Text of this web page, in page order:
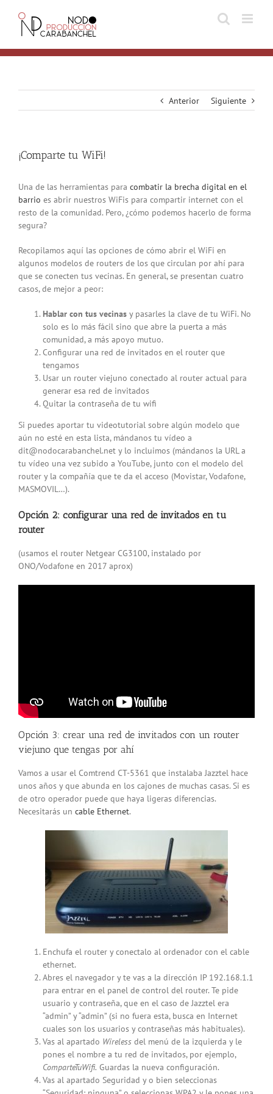
content
Anterior Siguiente
¡Comparte tu WiFi!
Una de las herramientas para combatir la brecha digital en el
barrio es abrir nuestros WiFis para compartir internet con el
resto de la comunidad. Pero, ¿cómo podemos hacerlo de forma
segura?
Recopilamos aquí las opciones de cómo abrir el WiFi en
algunos modelos de routers de los que circulan por ahí para
que se conecten tus vecinas. En general, se presentan cuatro
casos, de mejor a peor:
Hablar con tus vecinas y pasarles la clave de tu WiFi. No
solo es lo más fácil sino que abre la puerta a más
comunidad, a más apoyo mutuo.
Configurar una red de invitados en el router que
tengamos
Usar un router viejuno conectado al router actual para
generar esa red de invitados
Quitar la contraseña de tu wifi
Si puedes aportar tu videotutorial sobre algún modelo que
aún no esté en esta lista, mándanos tu vídeo a
dit@nodocarabanchel.net y lo incluimos (mándanos la URL a
tu vídeo una vez subido a YouTube, junto con el modelo del
router y la compañía que te da el acceso (Movistar, Vodafone,
MASMOVIL…).
Opción 2: configurar una red de invitados en tu
router
(usamos el router Netgear CG3100, instalado por
ONO/Vodafone en 2017 aprox)
Opción 3: crear una red de invitados con un router
viejuno que tengas por ahí
Vamos a usar el Comtrend CT-5361 que instalaba Jazztel hace
unos años y que abunda en los cajones de muchas casas. Si es
de otro operador puede que haya ligeras diferencias.
Necesitarás un cable Ethernet.
Enchufa el router y conectalo al ordenador con el cable
ethernet.
Abres el navegador y te vas a la dirección IP 192.168.1.1
para entrar en el panel de control del router. Te pide
usuario y contraseña, que en el caso de Jazztel era
“admin” y “admin” (si no fuera esta, busca en Internet
cuales son los usuarios y contraseñas más habituales).
Vas al apartado Wireless del menú de la izquierda y le
pones el nombre a tu red de invitados, por ejemplo,
ComparteTuWifi. Guardas la nueva configuración.
Vas al apartado Seguridad y o bien seleccionas